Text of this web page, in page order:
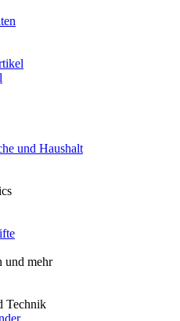
und Haushalt
und mehr
Technik